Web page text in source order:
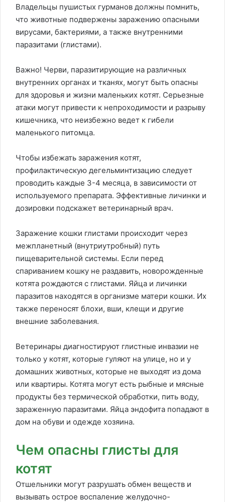
Владельцы пушистых гурманов должны помнить,
что животные подвержены заражению опасными
вирусами, бактериями, а также внутренними
паразитами (глистами).
Важно! Черви, паразитирующие на различных
внутренних органах и тканях, могут быть опасны
для здоровья и жизни маленьких котят. Серьезные
атаки могут привести к непроходимости и разрыву
кишечника, что неизбежно ведет к гибели
маленького питомца.
Чтобы избежать заражения котят,
профилактическую дегельминтизацию следует
проводить каждые 3-4 месяца, в зависимости от
используемого препарата. Эффективные личинки и
дозировки подскажет ветеринарный врач.
Заражение кошки глистами происходит через
межпланетный (внутриутробный) путь
пищеварительной системы. Если перед
спариванием кошку не раздавить, новорожденные
котята рождаются с глистами. Яйца и личинки
паразитов находятся в организме матери кошки. Их
также переносят блохи, вши, клещи и другие
внешние заболевания.
Ветеринары диагностируют глистные инвазии не
только у котят, которые гуляют на улице, но и у
домашних животных, которые не выходят из дома
или квартиры. Котята могут есть рыбные и мясные
продукты без термической обработки, пить воду,
зараженную паразитами. Яйца эндофита попадают в
дом на обуви и одежде хозяина.
Чем опасны глисты для
котят
Отшельники могут разрушать обмен веществ и
вызывать острое воспаление желудочно-